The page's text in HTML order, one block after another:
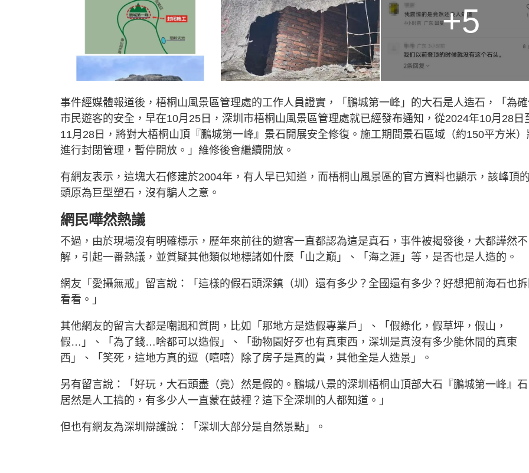
+5
事件經媒體報道後，梧桐山風景區管理處的工作人員證實，「鵬城第一峰」的大石是人造石，「為
市民遊客的安全，早在10月25日，深圳市梧桐山風景區管理處就已經發布通知，從2024年10月28日
11月28日，將對大梧桐山頂『鵬城第一峰』景石開展安全修復。施工期間景石區域（約150平方米）
進行封閉管理，暫停開放。」維修後會繼續開放。
有網友表示，這塊大石修建於2004年，有人早已知道，而梧桐山風景區的官方資料也顯示，該峰頂
頭原為巨型塑石，沒有騙人之意。
網民嘩然熱議
不過，由於現場沒有明確標示，歷年來前往的遊客一直都認為這是真石，事件被揭發後，大都譁然不
解，引起一番熱議，並質疑其他類似地標諸如什麼「山之巔」、「海之涯」等，是否也是人造的。
網友「愛攝無戒」留言說：「這樣的假石頭深鎮（圳）還有多少？全國還有多少？好想把前海石也
看看。」
其他網友的留言大都是嘲諷和質問，比如「那地方是造假專業戶」、「假綠化，假草坪，假山，
假…」、「為了錢…啥都可以造假」、「動物園好歹也有真東西，深圳是真沒有多少能休閒的真東
西」、「笑死，這地方真的逗（嘻嘻）除了房子是真的貴，其他全是人造景」。
另有留言說：「好玩，大石頭盡（竟）然是假的。鵬城八景的深圳梧桐山頂部大石『鵬城第一峰』
居然是人工搞的，有多少人一直蒙在鼓裡？這下全深圳的人都知道。」
但也有網友為深圳辯護說：「深圳大部分是自然景點」。